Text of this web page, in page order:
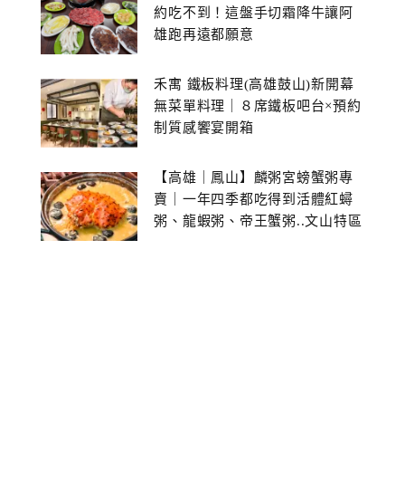
約吃不到！這盤手切霜降牛讓阿
雄跑再遠都願意
禾寓 鐵板料理(高雄鼓山)新開幕
無菜單料理｜８席鐵板吧台×預約
制質感饗宴開箱
【高雄｜鳳山】麟粥宮螃蟹粥專
賣｜一年四季都吃得到活體紅蟳
粥、龍蝦粥、帝王蟹粥..文山特區